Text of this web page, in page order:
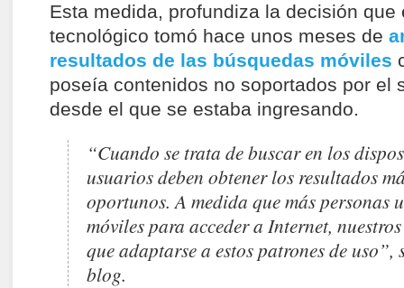
Esta medida, profundiza la decisión que
tecnológico tomó hace unos meses de
resultados de las búsquedas móviles
poseía contenidos no soportados por el
desde el que se estaba ingresando.
“Cuando se trata de buscar en los
usuarios deben obtener los resultados
oportunos. A medida que más personas
móviles para acceder a Internet,
que adaptarse a estos patrones de uso”,
blog.